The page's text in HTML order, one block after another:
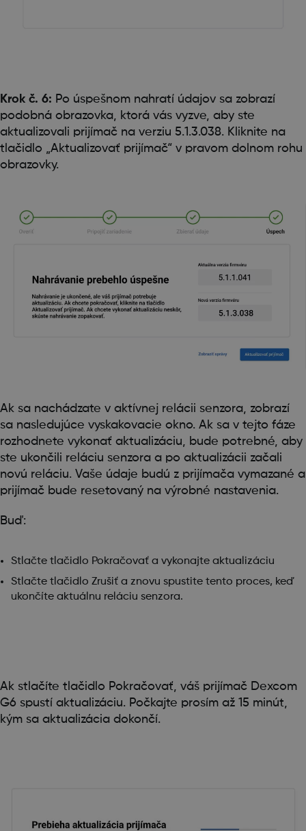
Krok č. 6: Po úspešnom nahratí údajov sa zobrazí
podobná obrazovka, ktorá vás vyzve, aby ste
aktualizovali prijímač na verziu 5.1.3.038. Kliknite na
tlačidlo „Aktualizovať prijímač“ v pravom dolnom rohu
obrazovky.
Ak sa nachádzate v aktívnej relácii senzora, zobrazí
sa nasledujúce vyskakovacie okno. Ak sa v tejto fáze
rozhodnete vykonať aktualizáciu, bude potrebné, aby
ste ukončili reláciu senzora a po aktualizácii začali
novú reláciu. Vaše údaje budú z prijímača vymazané a
prijímač bude resetovaný na výrobné nastavenia.
Buď:
Stlačte tlačidlo Pokračovať a vykonajte aktualizáciu
Stlačte tlačidlo Zrušiť a znovu spustite tento proces, keď
ukončíte aktuálnu reláciu senzora.
Ak stlačíte tlačidlo Pokračovať, váš prijímač Dexcom
G6 spustí aktualizáciu. Počkajte prosím až 15 minút,
kým sa aktualizácia dokončí.